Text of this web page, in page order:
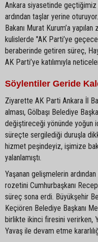
Ankara siyasetinde
ardından taşlar yerine
Bakanı Murat Kurum’a
kulislerde "AK Parti’ye
beraberinde getiren süreç,
AK Parti’ye katılımıyla
Söylentiler Geride
Ziyarette AK Parti Ankara İl
alması, Gölbaşı Belediye
değiştireceği yönünde yoğun
süreçte sergilediği duruşla
hizmet peşindeyiz, işimize
yalanlamıştı.
Yaşanan gelişmelerin
rozetini Cumhurbaşkanı
süreç sona erdi. Büyükşehir
Keçiören Belediye Başkanı
birlikte ikinci firesini verirken,
Yavaş ile devam etme